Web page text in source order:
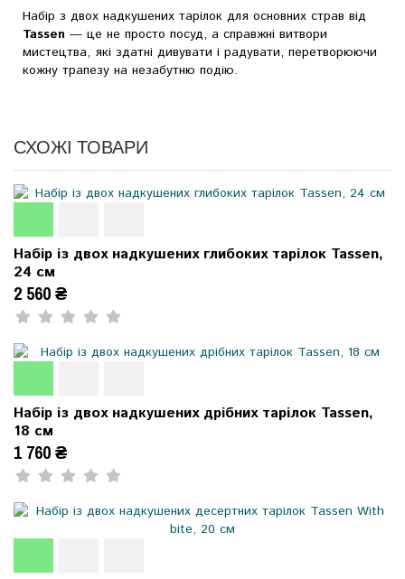
Набір з двох надкушених тарілок для основних страв від
Tassen — це не просто посуд, а справжні витвори
мистецтва, які здатні дивувати і радувати, перетворюючи
кожну трапезу на незабутню подію.
СХОЖІ ТОВАРИ
Набір із двох надкушених глибоких тарілок Tassen,
24 см
2 560 ₴
Набір із двох надкушених дрібних тарілок Tassen,
18 см
1 760 ₴